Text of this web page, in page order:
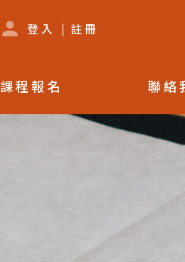
登入 | 註冊
課程報名 聯絡